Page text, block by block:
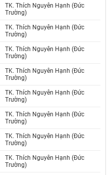
TK. Thích Nguyên Hạnh (Đức
Trường)
TK. Thích Nguyên Hạnh (Đức
Trường)
TK. Thích Nguyên Hạnh (Đức
Trường)
TK. Thích Nguyên Hạnh (Đức
Trường)
TK. Thích Nguyên Hạnh (Đức
Trường)
TK. Thích Nguyên Hạnh (Đức
Trường)
TK. Thích Nguyên Hạnh (Đức
Trường)
TK. Thích Nguyên Hạnh (Đức
Trường)